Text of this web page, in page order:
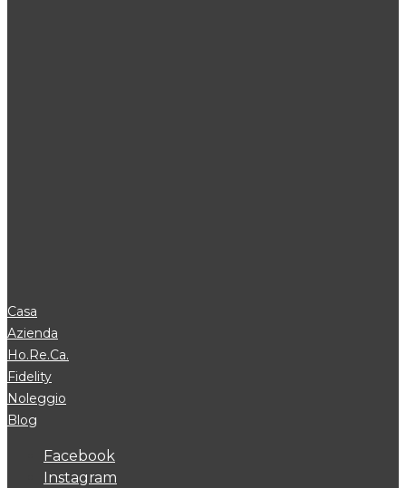
Casa
Azienda
Ho.Re.Ca.
Fidelity
Noleggio
Blog
Facebook
Instagram